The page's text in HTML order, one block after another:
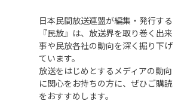
日本民間放送連盟が編集・発行する
『民放』は、放送界を取り巻く出来
事や民放各社の動向を深く掘り下げ
ています。
放送をはじめとするメディアの動向
に関心をお持ちの方に、ぜひご購読
をおすすめします。